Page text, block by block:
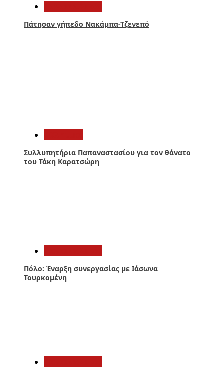
Πάτησαν γήπεδο Νακάμπα-Τζενεπό
Συλλυπητήρια Παπαναστασίου για τον θάνατο
του Τάκη Καρατσώρη
Πόλο: Έναρξη συνεργασίας με Ιάσωνα
Τουρκομένη